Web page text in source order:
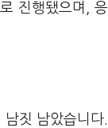
진행됐으며, 응
짓 남았습니다.